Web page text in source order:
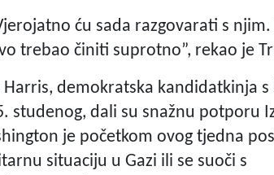
ću sada razgovarati s njim.
trebao činiti suprotno”, rekao je
demokratska kandidatkinja s
studenog, dali su snažnu potporu
je početkom ovog tjedna
situaciju u Gazi ili se suoči s